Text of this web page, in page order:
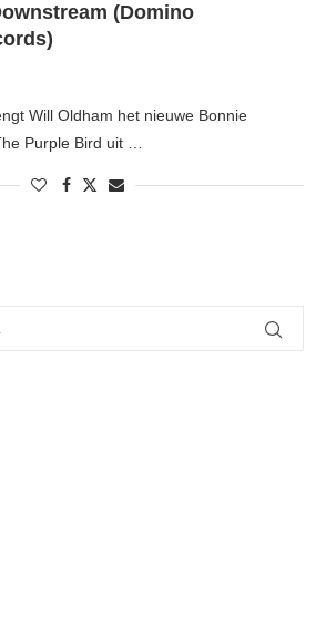
(Domino
Will Oldham het nieuwe Bonnie
Purple Bird uit …